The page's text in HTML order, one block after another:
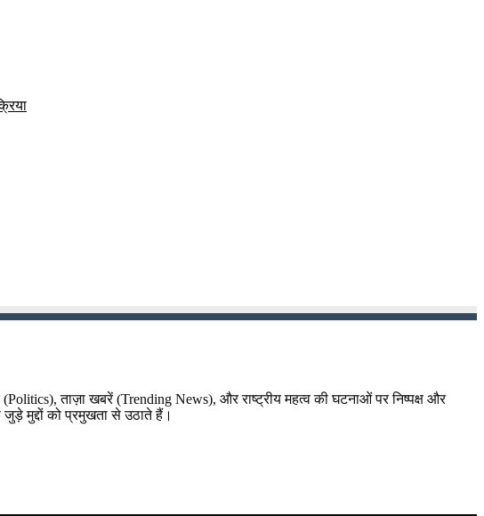
ताज़ा खबरें (Trending News), और राष्ट्रीय महत्व की घटनाओं पर निष्पक्ष और
जुड़े मुद्दों को प्रमुखता से उठाते हैं।